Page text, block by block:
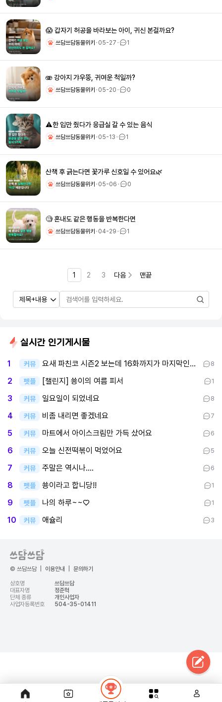
😱 갑자기 허공을 바라보는 아이, 귀신 본걸까요?
쓰담쓰담동물위키ㆍ05-27ㆍ 1
🫨 강아지 갸우뚱, 귀여운 척일까?
쓰담쓰담동물위키ㆍ05-20ㆍ 0
⚠️한 입만 줬다가 응급실 갈 수 있는 음식
쓰담쓰담동물위키ㆍ05-13ㆍ 1
산책 후 긁는다면 꽃가루 신호일 수 있어요🌿
쓰담쓰담동물위키ㆍ05-06ㆍ 0
🧐 혼내도 같은 행동을 반복한다면
쓰담쓰담동물위키ㆍ04-29ㆍ 1
1 2 3 다음 맨끝
실시간 인기게시물
1 커뮤 요새 파친코 시즌2 보는데 16화까지가 마지막인데 후반부까지 봤어요 8
2 펫플 [챌린지] 쑝이의 여름 피서 1
3 커뮤 일요일이 되었네요 8
4 커뮤 비좀 내리면 좋겠네요 7
5 커뮤 마트에서 아이스크림만 가득 샀어요 6
6 커뮤 오늘 신전떡볶이 먹었어요 5
7 커뮤 주말은 역시나.... 6
8 펫플 쑝이라고 합니당!! 1
9 펫플 나의 하루~~♡ 1
10 커뮤 애슐리 3
© 쓰담쓰담 이용안내 문의하기
상호명
쓰담쓰담
대표자명
정준혁
단체 종류
개인사업자
사업자등록번호
504-35-01411
google-site-
verification=t8dijJLuOF8rtTrbSxaj2dJpbBUv_6lBsH4oB0EFW-c